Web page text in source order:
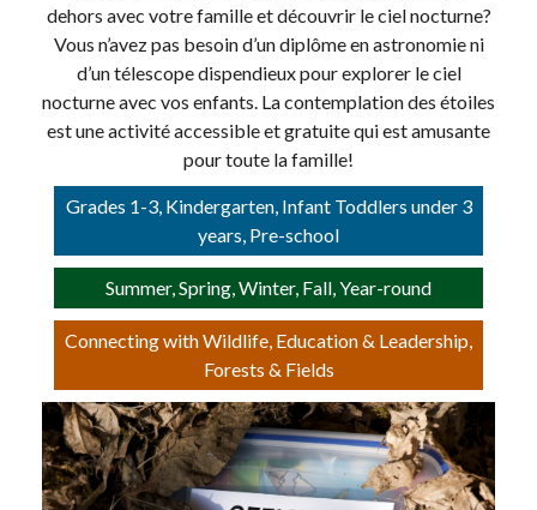
dehors avec votre famille et découvrir le ciel nocturne?
Vous n’avez pas besoin d’un diplôme en astronomie ni
d’un télescope dispendieux pour explorer le ciel
nocturne avec vos enfants. La contemplation des étoiles
est une activité accessible et gratuite qui est amusante
pour toute la famille!
Grades 1-3, Kindergarten, Infant Toddlers under 3
years, Pre-school
Summer, Spring, Winter, Fall, Year-round
Connecting with Wildlife, Education & Leadership,
Forests & Fields